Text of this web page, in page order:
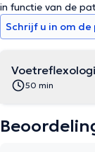
in functie van de
Schrijf u in om de
50 min